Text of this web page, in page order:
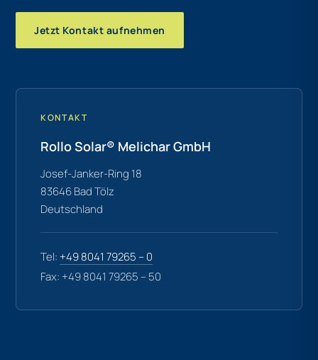
Jetzt Kontakt aufnehmen
KONTAKT
Rollo Solar® Melichar GmbH
Josef-Janker-Ring 18
83646 Bad Tölz
Deutschland
Tel: +49 8041 79265 – 0
Fax: +49 8041 79265 – 50